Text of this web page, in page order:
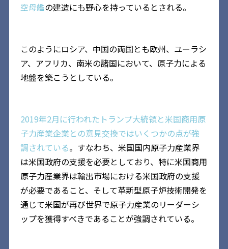
空母艦の建造にも野心を持っているとされる。
このようにロシア、中国の両国とも欧州、ユーラシ
ア、アフリカ、南米の諸国において、原子力による
地盤を築こうとしている。
2019年2月に行われたトランプ大統領と米国商用原
子力産業企業との意見交換ではいくつかの点が強
調されている。すなわち、米国国内原子力産業界
は米国政府の支援を必要としており、特に米国商用
原子力産業界は輸出市場における米国政府の支援
が必要であること、そして革新型原子炉技術開発を
通じて米国が再び世界で原子力産業のリーダーシ
ップを獲得すべきであることが強調されている。